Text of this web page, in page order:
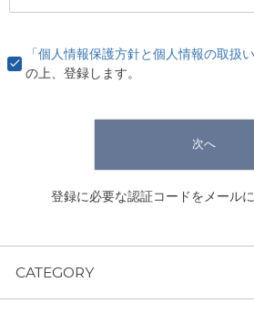
)
「個人情報保護方針と個人情報の取扱
の上、登録します。
次へ
登録に必要な認証コードをメール
CATEGORY